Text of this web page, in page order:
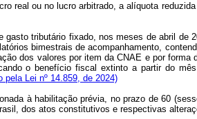
real ou no lucro arbitrado, a alíquota
tributário fixado, nos meses de abril de
bimestrais de acompanhamento,
dos valores por item da CNAE e por
o benefício fiscal extinto a partir do
pela Lei nº 14.859, de 2024)
à habilitação prévia, no prazo de 60
dos atos constitutivos e respectivas